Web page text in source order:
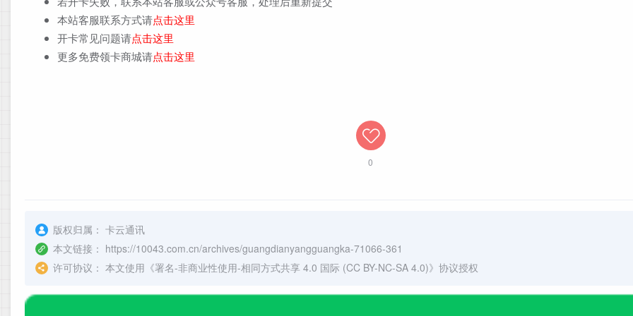
本站客服联系方式请点击这里
开卡常见问题请点击这里
更多免费领卡商城请点击这里
0
版权归属： 卡云通讯
本文链接： https://10043.com.cn/archives/guangdianyangguangka-71066-361
许可协议： 本文使用《署名-非商业性使用-相同方式共享 4.0 国际 (CC BY-NC-SA 4.0)》协议授权